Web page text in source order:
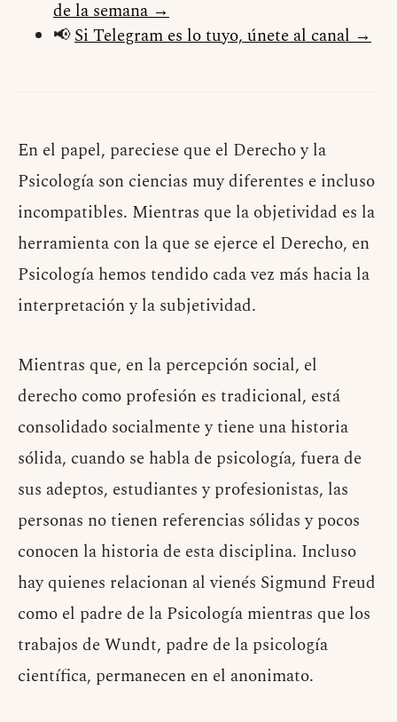
de la semana →
📢Si Telegram es lo tuyo, únete al canal →
En el papel, pareciese que el Derecho y la
Psicología son ciencias muy diferentes e incluso
incompatibles. Mientras que la objetividad es la
herramienta con la que se ejerce el Derecho, en
Psicología hemos tendido cada vez más hacia la
interpretación y la subjetividad.
Mientras que, en la percepción social, el
derecho como profesión es tradicional, está
consolidado socialmente y tiene una historia
sólida, cuando se habla de psicología, fuera de
sus adeptos, estudiantes y profesionistas, las
personas no tienen referencias sólidas y pocos
conocen la historia de esta disciplina. Incluso
hay quienes relacionan al vienés Sigmund Freud
como el padre de la Psicología mientras que los
trabajos de Wundt, padre de la psicología
científica, permanecen en el anonimato.